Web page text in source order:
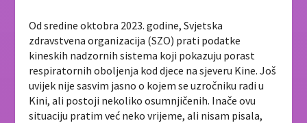
Od sredine oktobra 2023. godine, Svjetska
zdravstvena organizacija (SZO) prati podatke
kineskih nadzornih sistema koji pokazuju porast
respiratornih oboljenja kod djece na sjeveru Kine. Još
uvijek nije sasvim jasno o kojem se uzročniku radi u
Kini, ali postoji nekoliko osumnjičenih. Inače ovu
situaciju pratim već neko vrijeme, ali nisam pisala,